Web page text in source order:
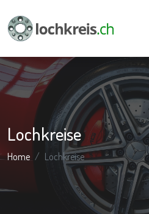
Lochkreise
Home Lochkreise